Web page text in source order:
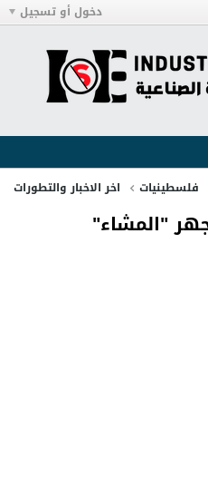
دخول أو تسجيل
فلسطينيات اخر الاخبار والتطورات
"المشاء"